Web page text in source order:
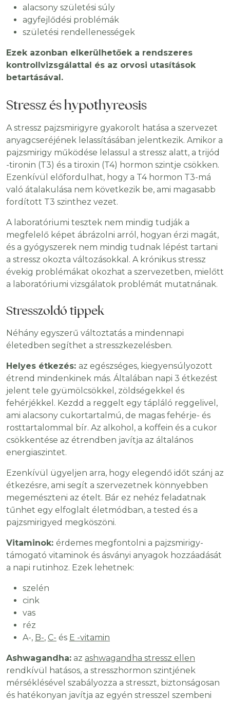
alacsony születési súly
agyfejlődési problémák
születési rendellenességek
Ezek azonban elkerülhetőek a rendszeres
kontrollvizsgálattal és az orvosi utasítások
betartásával.
Stressz és hypothyreosis
A stressz pajzsmirigyre gyakorolt ​​hatása a szervezet
anyagcseréjének lelassításában jelentkezik. Amikor a
pajzsmirigy működése lelassul a stressz alatt, a trijód
-tironin (T3) és a tiroxin (T4) hormon szintje csökken.
Ezenkívül előfordulhat, hogy a T4 hormon T3-má
való átalakulása nem következik be, ami magasabb
fordított T3 szinthez vezet.
A laboratóriumi tesztek nem mindig tudják a
megfelelő képet ábrázolni arról, hogyan érzi magát,
és a gyógyszerek nem mindig tudnak lépést tartani
a stressz okozta változásokkal. A krónikus stressz
évekig problémákat okozhat a szervezetben, mielőtt
a laboratóriumi vizsgálatok problémát mutatnának.
Stresszoldó tippek
Néhány egyszerű változtatás a mindennapi
életedben segíthet a stresszkezelésben.
Helyes étkezés: az egészséges, kiegyensúlyozott
étrend mindenkinek más. Általában napi 3 étkezést
jelent tele gyümölcsökkel, zöldségekkel és
fehérjékkel. Kezdd a reggelt egy tápláló reggelivel,
ami alacsony cukortartalmú, de magas fehérje- és
rosttartalommal bír. Az alkohol, a koffein és a cukor
csökkentése az étrendben javítja az általános
energiaszintet.
Ezenkívül ügyeljen arra, hogy elegendő időt szánj az
étkezésre, ami segít a szervezetnek könnyebben
megemészteni az ételt. Bár ez nehéz feladatnak
tűnhet egy elfoglalt életmódban, a tested és a
pajzsmirigyed megköszöni.
Vitaminok: érdemes megfontolni a pajzsmirigy-
támogató vitaminok és ásványi anyagok hozzáadását
a napi rutinhoz. Ezek lehetnek:
szelén
cink
vas
réz
A-, B-, C- és E -vitamin
Ashwagandha: az ashwagandha stressz ellen
rendkívül hatásos, a stresszhormon szintjének
mérséklésével szabályozza a stresszt, biztonságosan
és hatékonyan javítja az egyén stresszel szembeni